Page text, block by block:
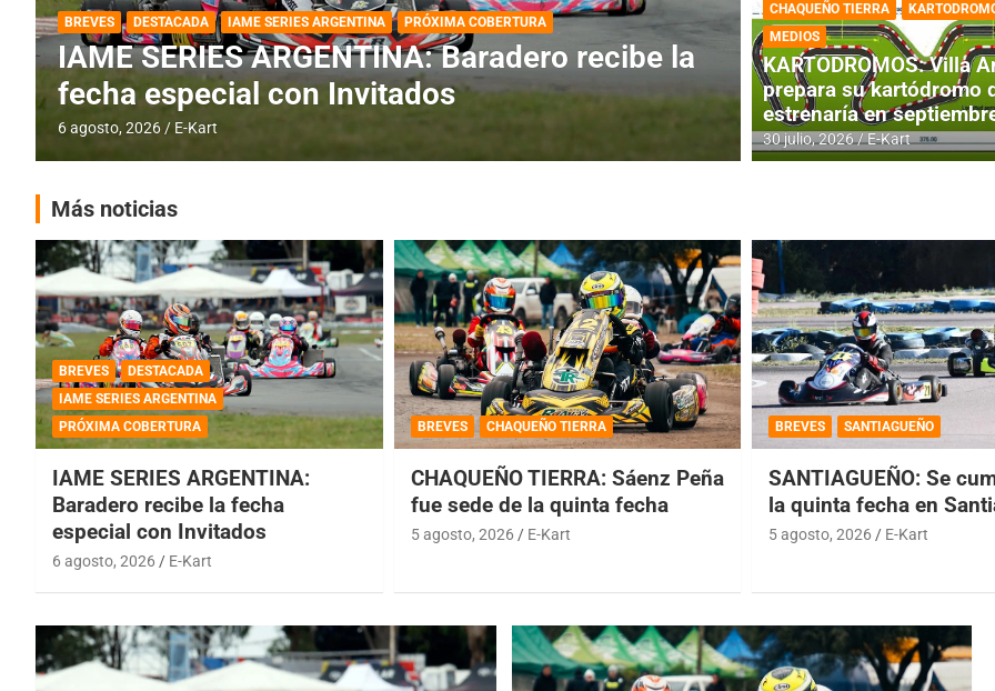
DESTACADA IAME SERIES ARGENTINA
IAME SERIES ARGENTINA: Horarios para la
fecha con Invitados
4 agosto, 2026 E-Kart
DESTACADA INFORME CENTRAL
RMC BUENOS
histórica en
4 agosto, 2026 E-Kart
CHAQUEÑO TIERRA
MEDIOS
KARTODROMOS: Villa
prepara su kartódromo
estrenaría en
30 julio, 2026 E-Kart
Más noticias
BREVES
DESTACADA
IAME SERIES ARGENTINA
PRÓXIMA COBERTURA
IAME SERIES ARGENTINA:
Baradero recibe la fecha
especial con Invitados
6 agosto, 2026 E-Kart
BREVES CHAQUEÑO TIERRA
CHAQUEÑO TIERRA: Sáenz Peña
fue sede de la quinta fecha
5 agosto, 2026 E-Kart
BREVES SANTIAGUEÑO
SANTIAGUEÑO: Se
la quinta fecha en
5 agosto, 2026 E-Kart